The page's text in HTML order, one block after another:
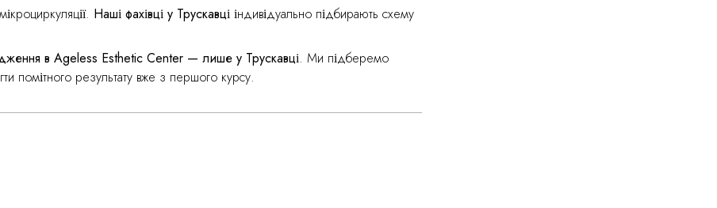
Наші фахівці у Трускавці індивідуально підбирають схему
в Ageless Esthetic Center — лише у Трускавці. Ми підберемо
помітного результату вже з першого курсу.